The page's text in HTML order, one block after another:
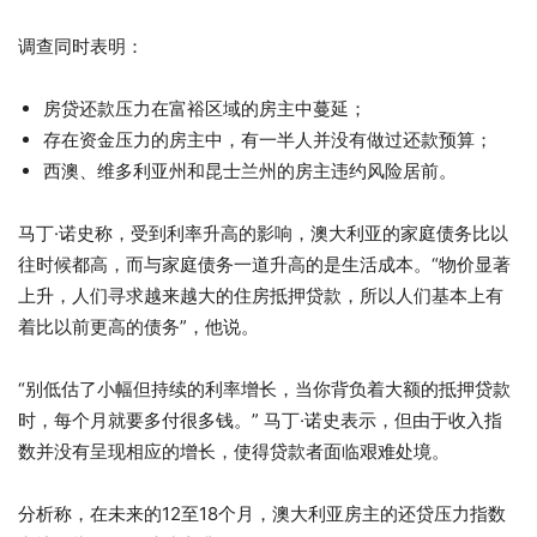
调查同时表明：
房贷还款压力在富裕区域的房主中蔓延；
存在资金压力的房主中，有一半人并没有做过还款预算；
西澳、维多利亚州和昆士兰州的房主违约风险居前。
马丁·诺史称，受到利率升高的影响，澳大利亚的家庭债务比以
往时候都高，而与家庭债务一道升高的是生活成本。“物价显著
上升，人们寻求越来越大的住房抵押贷款，所以人们基本上有
着比以前更高的债务”，他说。
“别低估了小幅但持续的利率增长，当你背负着大额的抵押贷款
时，每个月就要多付很多钱。” 马丁·诺史表示，但由于收入指
数并没有呈现相应的增长，使得贷款者面临艰难处境。
分析称，在未来的12至18个月，澳大利亚房主的还贷压力指数